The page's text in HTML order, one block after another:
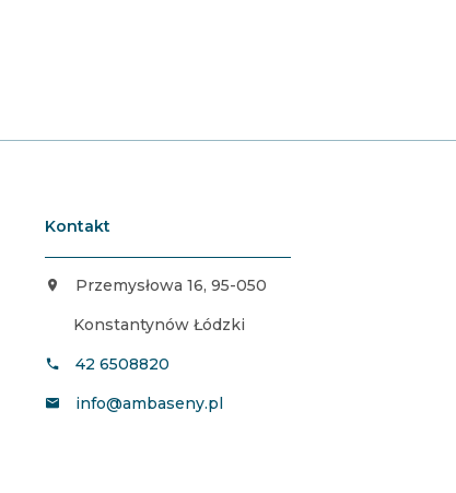
Kontakt
Przemysłowa 16, 95-050
Konstantynów Łódzki
42 6508820
info@ambaseny.pl